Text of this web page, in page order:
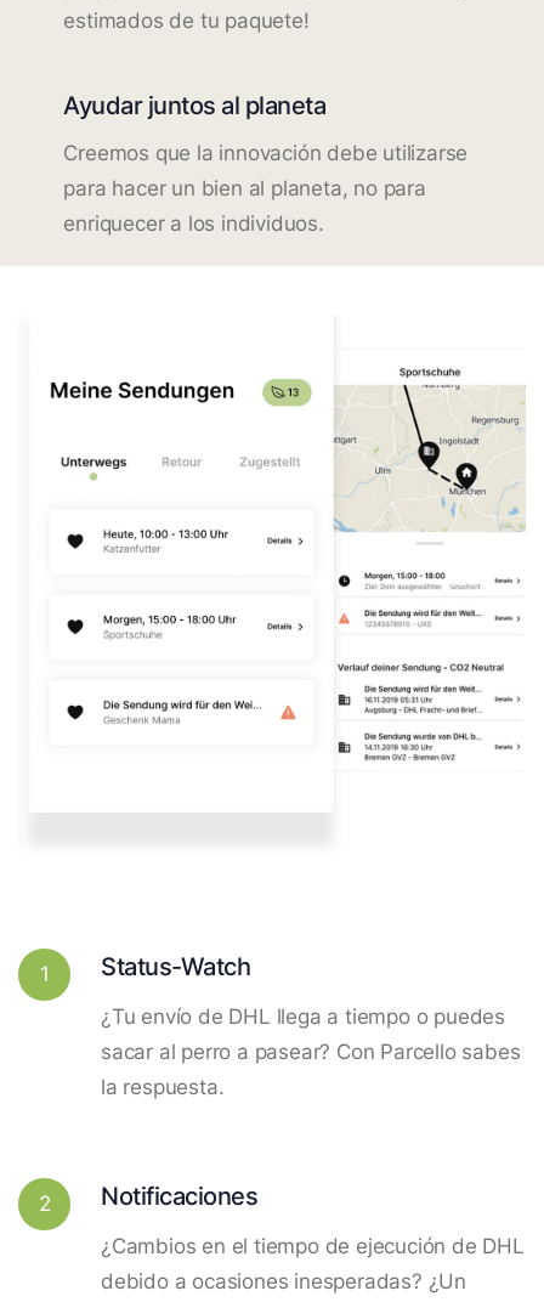
estimados de tu paquete!
Ayudar juntos al planeta
Creemos que la innovación debe utilizarse
para hacer un bien al planeta, no para
enriquecer a los individuos.
1 Status-Watch
¿Tu envío de DHL llega a tiempo o puedes
sacar al perro a pasear? Con Parcello sabes
la respuesta.
2 Notificaciones
¿Cambios en el tiempo de ejecución de DHL
debido a ocasiones inesperadas? ¿Un